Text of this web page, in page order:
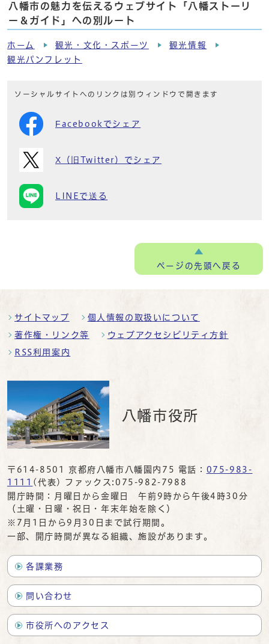
八幡市の魅力を伝えるウェブサイト「八幡ストーリ
ー＆ガイド」への別ルート
ホーム 観光・文化・スポーツ
観光情報
観光パンフレット
ソーシャルサイトへのリンクは別ウィンドウで開きます
Facebookでシェア
X（旧Twitter）でシェア
LINEで送る
ページの先頭へ戻る
サイトマップ 個人情報の取扱いについて
著作権・リンク等 ウェブアクセシビリティ方針
RSS利用案内
八幡市役所
〒614-8501 京都府八幡市八幡園内75 電話： 075-983-
1111 (代表) ファックス:075-982-7988
開庁時間：月曜日から金曜日 午前9時から午後4時30分
（土曜・日曜・祝日・年末年始を除く）
※7月1日から9月30日まで試行期間。
一部、開庁時間が異なる組織、施設があります。
各課業務
問い合わせ
市役所へのアクセス